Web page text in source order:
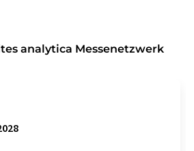
analytica Messenetzwerk